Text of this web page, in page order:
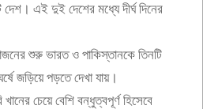
দেশ। এই দুই দেশের মধ্যে দীর্ঘ দিনের
শুরু ভারত ও পাকিস্তানকে তিনটি
জড়িয়ে পড়তে দেখা যায়।
চেয়ে বেশি বন্ধুত্বপূর্ণ হিসেবে